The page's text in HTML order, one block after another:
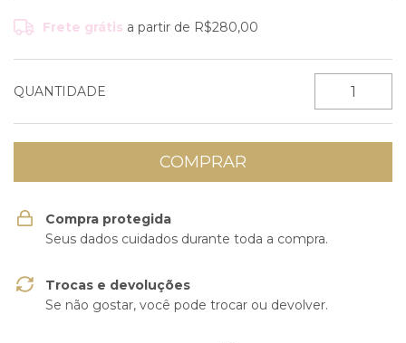
Frete grátis a partir de R$280,00
QUANTIDADE
Compra protegida
Seus dados cuidados durante toda a compra.
Trocas e devoluções
Se não gostar, você pode trocar ou devolver.